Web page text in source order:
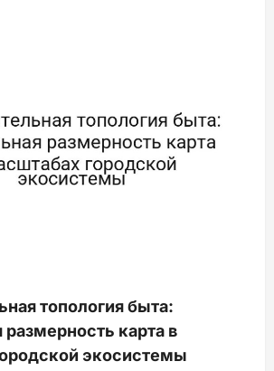
топология быта:
размерность карта в
экосистемы